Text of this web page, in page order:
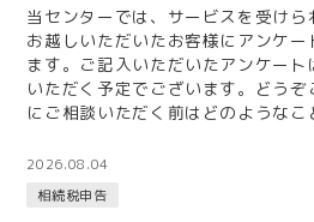
当センターでは、サービスを受け
お越しいただいたお客様にアンケ
ます。ご記入いただいたアンケー
いただく予定でございます。どう
にご相談いただく前はどのようなこ
かせください。 制度等は調べれば
かい計算の方法等は自信が持てず、
面倒に感じた。 当事務所にご相談
2026.08.04
相続税申告